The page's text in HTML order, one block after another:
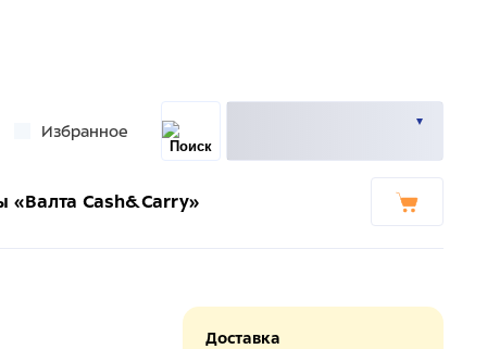
Избранное
«Валта Cash&Carry»
Доставка